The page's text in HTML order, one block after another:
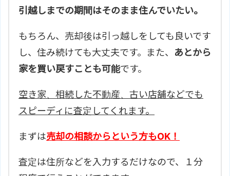
引越しまでの期間はそのまま住んでいたい。
もちろん、売却後は引っ越しをしても良いです
し、住み続けても大丈夫です。また、 あとから
家を買い戻すことも可能です。
空き家、相続した不動産、古い店舗などでも
スピーディに査定してくれます。
まずは売却の相談からという方もOK！
査定は住所などを入力するだけなので、１分